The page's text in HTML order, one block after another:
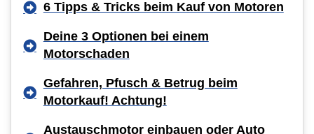
6 Tipps & Tricks beim Kauf von Motoren
Deine 3 Optionen bei einem
Motorschaden
Gefahren, Pfusch & Betrug beim
Motorkauf! Achtung!
Austauschmotor einbauen oder Auto